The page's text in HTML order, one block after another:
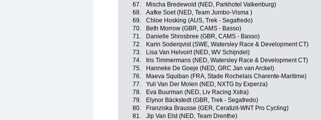
67.
Mischa Bredewold (NED, Parkhotel Valkenburg)
68.
Aafke Soet (NED, Team Jumbo-Visma )
69.
Chloe Hosking (AUS, Trek - Segafredo)
70.
Beth Morrow (GBR, CAMS - Basso)
71.
Danielle Shrosbree (GBR, CAMS - Basso)
72.
Karin Soderqvist (SWE, Watersley Race & Development CT)
73.
Lisa Van Helvoirt (NED, WV Schijndel)
74.
Iris Timmermans (NED, Watersley Race & Development CT)
75.
Hanneke De Goeje (NED, GRC Jan van Arckel)
76.
Maeva Squiban (FRA, Stade Rochelais Charente-Maritime)
77.
Yuli Van Der Molen (NED, NXTG by Experza)
78.
Eva Buurman (NED, Liv Racing Xstra)
79.
Elynor Bäckstedt (GBR, Trek - Segafredo)
80.
Franziska Brausse (GER, Ceratizit-WNT Pro Cycling)
81.
Jip Van Elst (NED, Team Drenthe)